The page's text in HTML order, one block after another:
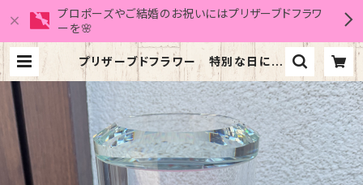
プロポーズやご結婚のお祝いにはプリザーブドフラワ
ーを🌸
プリザーブドフラワー 特別な日に特
別な人へ クリスタルティアラ(プリン
セスピンク) | フローリスト倖晴